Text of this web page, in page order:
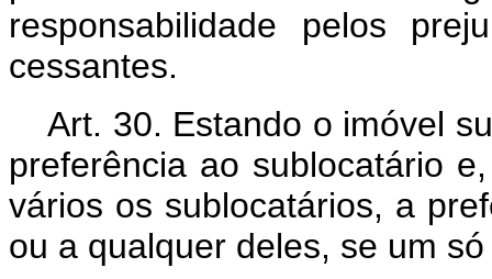
responsabilidade pelos
cessantes.
Art. 30. Estando o imóvel
preferência ao sublocatário
vários os sublocatários, a
ou a qualquer deles, se um